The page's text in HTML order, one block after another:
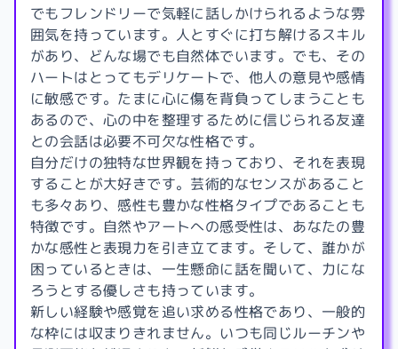
でもフレンドリーで気軽に話しかけられるような雰
囲気を持っています。人とすぐに打ち解けるスキル
があり、どんな場でも自然体でいます。でも、その
ハートはとってもデリケートで、他人の意見や感情
に敏感です。たまに心に傷を背負ってしまうことも
あるので、心の中を整理するために信じられる友達
との会話は必要不可欠な性格です。
自分だけの独特な世界観を持っており、それを表現
することが大好きです。芸術的なセンスがあること
も多々あり、感性も豊かな性格タイプであることも
特徴です。自然やアートへの感受性は、あなたの豊
かな感性と表現力を引き立てます。そして、誰かが
困っているときは、一生懸命に話を聞いて、力にな
ろうとする優しさも持っています。
新しい経験や感覚を追い求める性格であり、一般的
な枠には収まりきれません。いつも同じルーチンや